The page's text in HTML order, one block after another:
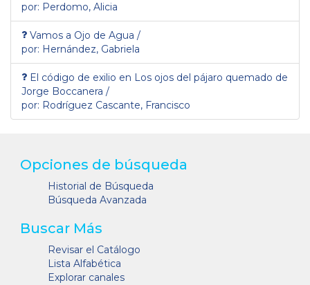
por: Perdomo, Alicia
Vamos a Ojo de Agua /
por: Hernández, Gabriela
El código de exilio en Los ojos del pájaro quemado de
Jorge Boccanera /
por: Rodríguez Cascante, Francisco
Opciones de búsqueda
Historial de Búsqueda
Búsqueda Avanzada
Buscar Más
Revisar el Catálogo
Lista Alfabética
Explorar canales